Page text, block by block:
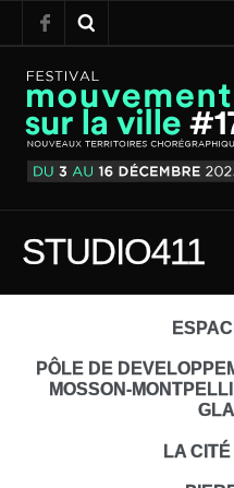
STUDIO411
PÔLE DE
MOSSON-
LA